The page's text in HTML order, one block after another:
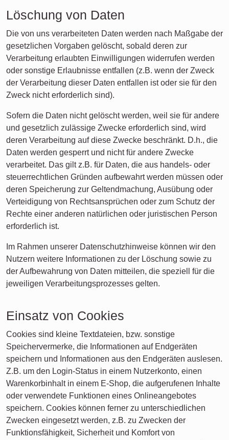
Löschung von Daten
Die von uns verarbeiteten Daten werden nach Maßgabe der
gesetzlichen Vorgaben gelöscht, sobald deren zur
Verarbeitung erlaubten Einwilligungen widerrufen werden
oder sonstige Erlaubnisse entfallen (z.B. wenn der Zweck
der Verarbeitung dieser Daten entfallen ist oder sie für den
Zweck nicht erforderlich sind).
Sofern die Daten nicht gelöscht werden, weil sie für andere
und gesetzlich zulässige Zwecke erforderlich sind, wird
deren Verarbeitung auf diese Zwecke beschränkt. D.h., die
Daten werden gesperrt und nicht für andere Zwecke
verarbeitet. Das gilt z.B. für Daten, die aus handels- oder
steuerrechtlichen Gründen aufbewahrt werden müssen oder
deren Speicherung zur Geltendmachung, Ausübung oder
Verteidigung von Rechtsansprüchen oder zum Schutz der
Rechte einer anderen natürlichen oder juristischen Person
erforderlich ist.
Im Rahmen unserer Datenschutzhinweise können wir den
Nutzern weitere Informationen zu der Löschung sowie zu
der Aufbewahrung von Daten mitteilen, die speziell für die
jeweiligen Verarbeitungsprozesses gelten.
Einsatz von Cookies
Cookies sind kleine Textdateien, bzw. sonstige
Speichervermerke, die Informationen auf Endgeräten
speichern und Informationen aus den Endgeräten auslesen.
Z.B. um den Login-Status in einem Nutzerkonto, einen
Warenkorbinhalt in einem E-Shop, die aufgerufenen Inhalte
oder verwendete Funktionen eines Onlineangebotes
speichern. Cookies können ferner zu unterschiedlichen
Zwecken eingesetzt werden, z.B. zu Zwecken der
Funktionsfähigkeit, Sicherheit und Komfort von